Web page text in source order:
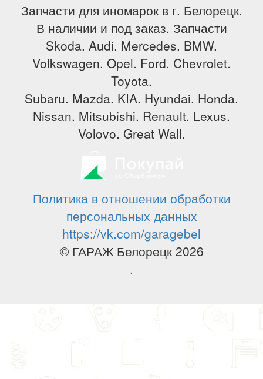
Запчасти для иномарок в г. Белорецк.
В наличии и под заказ. Запчасти
Skoda. Audi. Mercedes. BMW.
Volkswagen. Opel. Ford. Chevrolet.
Toyota.
Subaru. Mazda. KIA. Hyundai. Honda.
Nissan. Mitsubishi. Renault. Lexus.
Volovo. Great Wall.
Политика в отношении обработки
персональных данных
https://vk.com/garagebel
© ГАРАЖ Белорецк 2026
.